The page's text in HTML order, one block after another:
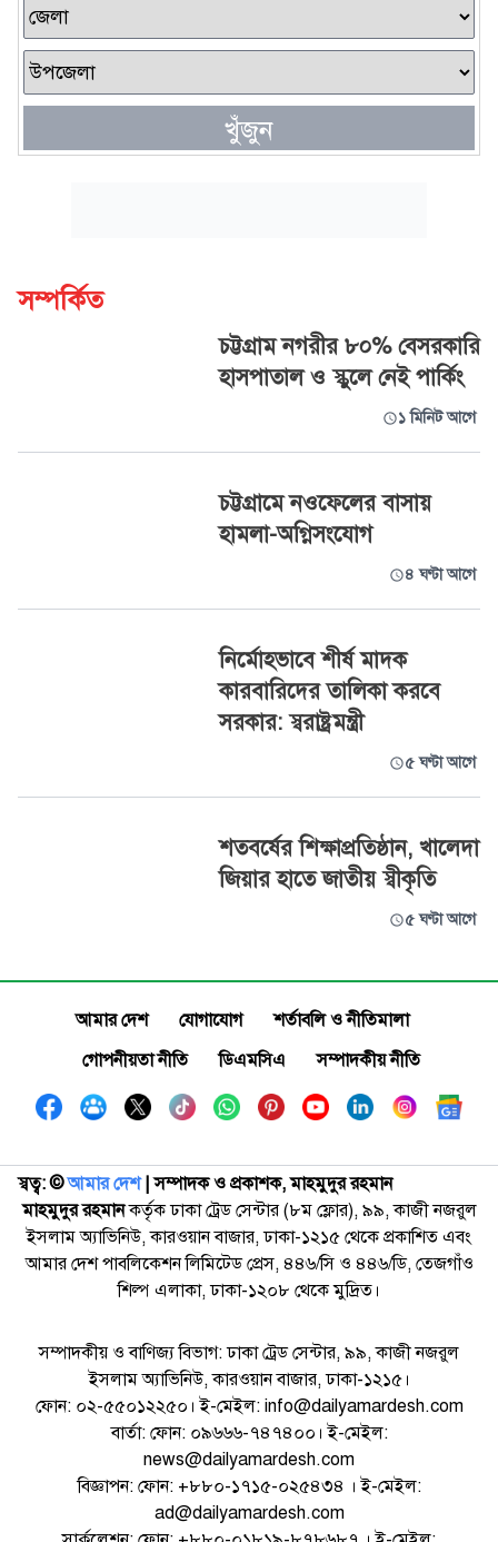
খুঁজুন
সম্পর্কিত
চট্টগ্রাম নগরীর ৮০% বেসরকারি
হাসপাতাল ও স্কুলে নেই পার্কিং
১ মিনিট আগে
চট্টগ্রামে নওফেলের বাসায়
হামলা-অগ্নিসংযোগ
৪ ঘণ্টা আগে
নির্মোহভাবে শীর্ষ মাদক
কারবারিদের তালিকা করবে
সরকার: স্বরাষ্ট্রমন্ত্রী
৫ ঘণ্টা আগে
শতবর্ষের শিক্ষাপ্রতিষ্ঠান, খালেদা
জিয়ার হাতে জাতীয় স্বীকৃতি
৫ ঘণ্টা আগে
আমার দেশ যোগাযোগ
শর্তাবলি ও নীতিমালা
গোপনীয়তা নীতি
ডিএমসিএ সম্পাদকীয় নীতি
স্বত্ব: ©️আমার দেশ| সম্পাদক ও প্রকাশক, মাহমুদুর রহমান
মাহমুদুর রহমানকর্তৃক ঢাকা ট্রেড সেন্টার (৮ম ফ্লোর), ৯৯, কাজী নজরুল
ইসলাম অ্যাভিনিউ, কারওয়ান বাজার, ঢাকা-১২১৫ থেকে প্রকাশিত এবং
আমার দেশ পাবলিকেশন লিমিটেড প্রেস, ৪৪৬/সি ও ৪৪৬/ডি, তেজগাঁও
শিল্প এলাকা, ঢাকা-১২০৮ থেকে মুদ্রিত।
সম্পাদকীয় ও বাণিজ্য বিভাগ: ঢাকা ট্রেড সেন্টার, ৯৯, কাজী নজরুল
ইসলাম অ্যাভিনিউ, কারওয়ান বাজার, ঢাকা-১২১৫।
ফোন: ০২-৫৫০১২২৫০। ই-মেইল: info@dailyamardesh.com
বার্তা: ফোন: ০৯৬৬৬-৭৪৭৪০০। ই-মেইল:
news@dailyamardesh.com
বিজ্ঞাপন: ফোন: +৮৮০-১৭১৫-০২৫৪৩৪ । ই-মেইল:
ad@dailyamardesh.com